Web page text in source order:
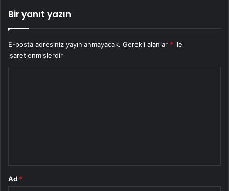
Bir yanıt yazın
E-posta adresiniz yayınlanmayacak. Gerekli alanlar * ile
işaretlenmişlerdir
Ad *